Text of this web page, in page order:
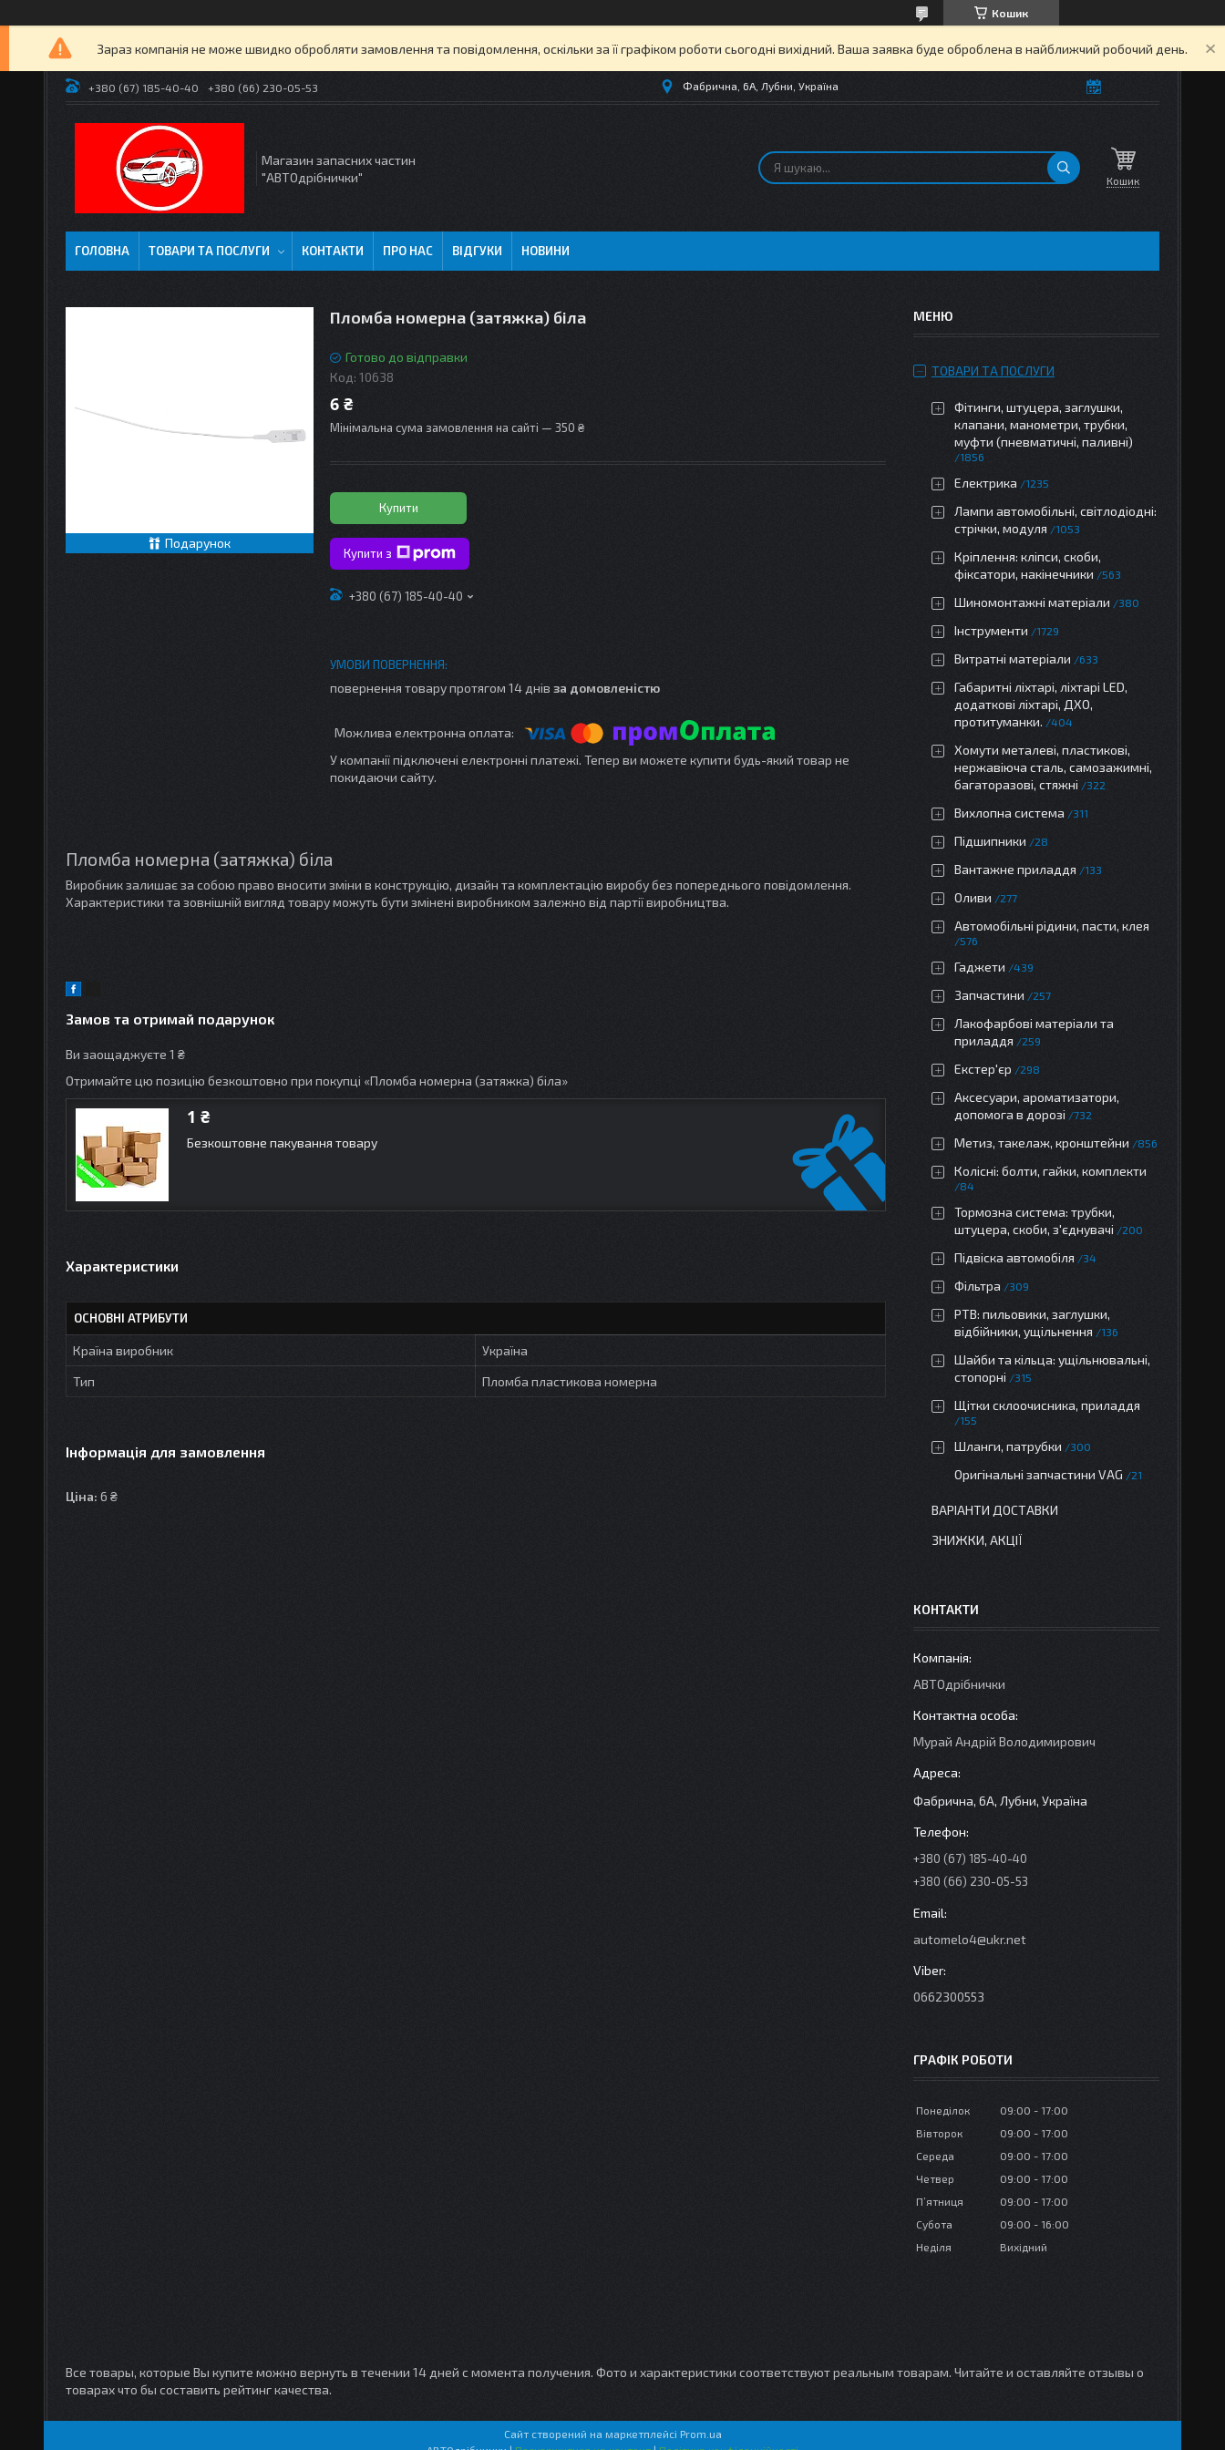
Кошик
Зараз компанія не може швидко обробляти замовлення та повідомлення, оскільки за її графіком роботи сьогодні вихідний. Ваша заявка буде оброблена в найближчий робочий день.
+380 (67) 185-40-40 +380 (66) 230-05-53 Фабрична, 6А, Лубни, Україна
Магазин запасних частин
"АВТОдрібнички"
Кошик
ГОЛОВНА ТОВАРИ ТА ПОСЛУГИ КОНТАКТИ ПРО НАС ВІДГУКИ НОВИНИ
Подарунок
Пломба номерна (затяжка) біла
Готово до відправки
Код: 10638
6 ₴
Мінімальна сума замовлення на сайті — 350 ₴
Купити
Купити з
+380 (67) 185-40-40
повернення товару протягом 14 днів за домовленістю
У компанії підключені електронні платежі. Тепер ви можете купити будь-який товар не
покидаючи сайту.
Пломба номерна (затяжка) біла
Виробник залишає за собою право вносити зміни в конструкцію, дизайн та комплектацію виробу без попереднього повідомлення.
Характеристики та зовнішній вигляд товару можуть бути змінені виробником залежно від партії виробництва.
Замов та отримай подарунок
Ви заощаджуєте 1 ₴
Отримайте цю позицію безкоштовно при покупці «Пломба номерна (затяжка) біла»
1 ₴
Безкоштовне пакування товару
Характеристики
ОСНОВНІ АТРИБУТИ
Країна виробник
Україна
Тип
Пломба пластикова номерна
Інформація для замовлення
Ціна: 6 ₴
ТОВАРИ ТА ПОСЛУГИ
Фітинги, штуцера, заглушки,
клапани, манометри, трубки,
муфти (пневматичні, паливні)
1856
Електрика 1235
Лампи автомобільні, світлодіодні:
стрічки, модуля
1053
Кріплення: кліпси, скоби,
фіксатори, накінечники
563
Шиномонтажні матеріали 380
Інструменти 1729
Витратні матеріали 633
Габаритні ліхтарі, ліхтарі LED,
додаткові ліхтарі, ДХО,
протитуманки.
404
Хомути металеві, пластикові,
нержавіюча сталь, самозажимні,
багаторазові, стяжні
322
Вихлопна система 311
Підшипники 28
Вантажне приладдя 133
Оливи 277
Автомобільні рідини, пасти, клея
576
Гаджети 439
Запчастини 257
Лакофарбові матеріали та
приладдя
259
Екстер'єр 298
Аксесуари, ароматизатори,
допомога в дорозі
732
Метиз, такелаж, кронштейни 856
Колісні: болти, гайки, комплекти
84
Тормозна система: трубки,
штуцера, скоби, з'єднувачі
200
Підвіска автомобіля 34
Фільтра 309
РТВ: пильовики, заглушки,
відбійники, ущільнення
136
Шайби та кільца: ущільнювальні,
стопорні
315
Щітки склоочисника, приладдя
155
Шланги, патрубки 300
Оригінальні запчастини VAG 21
ВАРІАНТИ ДОСТАВКИ
ЗНИЖКИ, АКЦІЇ
КОНТАКТИ
АВТОдрібнички
Мурай Андрій Володимирович
Фабрична, 6А, Лубни, Україна
+380 (67) 185-40-40
+380 (66) 230-05-53
automelo4@ukr.net
0662300553
ГРАФІК РОБОТИ
Понеділок 09:00
17:00
Вівторок
09:00
17:00
Середа
09:00
17:00
Четвер
09:00
17:00
Пʼятниця
09:00
17:00
Субота
09:00
16:00
Неділя
Вихідний
Все товары, которые Вы купите можно вернуть в течении 14 дней с момента получения. Фото и характеристики соответствуют реальным товарам. Читайте и оставляйте отзывы о
товарах что бы составить рейтинг качества.
Сайт створений на маркетплейсі Prom.ua